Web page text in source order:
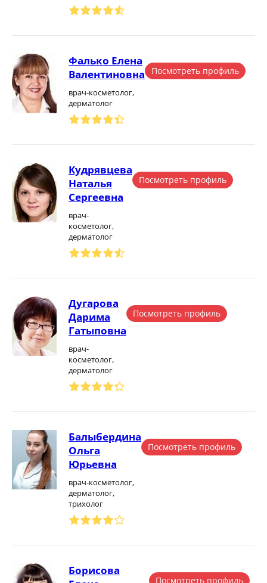
Фалько Елена
Валентиновна
врач-косметолог,
дерматолог
Посмотреть профиль
Кудрявцева
Наталья
Сергеевна
врач-
косметолог,
дерматолог
Посмотреть профиль
Дугарова
Дарима
Гатыповна
врач-
косметолог,
дерматолог
Посмотреть профиль
Балыбердина
Ольга
Юрьевна
врач-косметолог,
дерматолог,
трихолог
Посмотреть профиль
Борисова
Посмотреть профиль